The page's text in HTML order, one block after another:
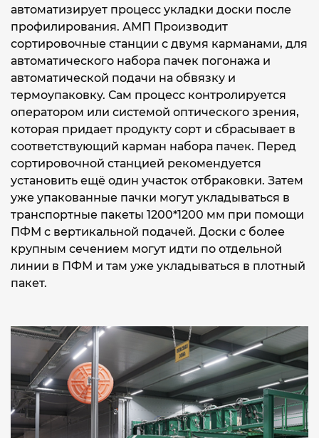
автоматизирует процесс укладки доски после
профилирования. АМП Производит
сортировочные станции с двумя карманами, для
автоматического набора пачек погонажа и
автоматической подачи на обвязку и
термоупаковку. Сам процесс контролируется
оператором или системой оптического зрения,
которая придает продукту сорт и сбрасывает в
соответствующий карман набора пачек. Перед
сортировочной станцией рекомендуется
установить ещё один участок отбраковки. Затем
уже упакованные пачки могут укладываться в
транспортные пакеты 1200*1200 мм при помощи
ПФМ с вертикальной подачей. Доски с более
крупным сечением могут идти по отдельной
линии в ПФМ и там уже укладываться в плотный
пакет.